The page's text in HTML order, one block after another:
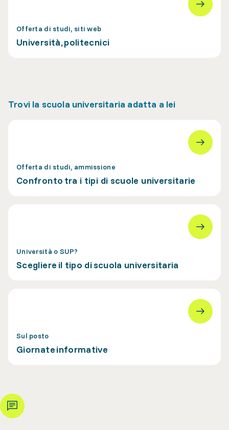
Offerta di studi, siti web
Università, politecnici
Trovi la scuola universitaria adatta a lei
Offerta di studi, ammissione
Confronto tra i tipi di scuole universitarie
Università o SUP?
Scegliere il tipo di scuola universitaria
Sul posto
Giornate informative